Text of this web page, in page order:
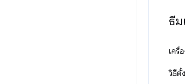
ธี
เครื่
วิธีตั้